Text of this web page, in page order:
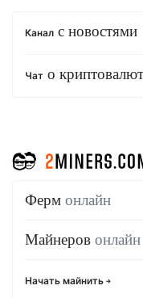
Канал с новостями
Чат о
Ферм онлайн
Майнеров онлайн
Начать майнить